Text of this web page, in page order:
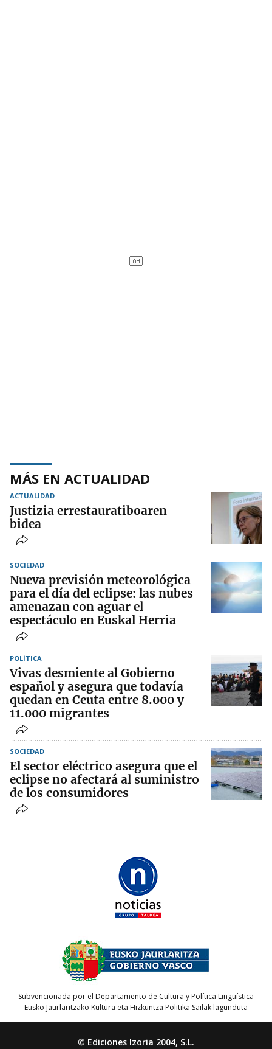
MÁS EN ACTUALIDAD
ACTUALIDAD
Justizia errestauratiboaren
bidea
SOCIEDAD
Nueva previsión meteorológica
para el día del eclipse: las nubes
amenazan con aguar el
espectáculo en Euskal Herria
POLÍTICA
Vivas desmiente al Gobierno
español y asegura que todavía
quedan en Ceuta entre 8.000 y
11.000 migrantes
SOCIEDAD
El sector eléctrico asegura que el
eclipse no afectará al suministro
de los consumidores
Subvencionada por el Departamento de Cultura y Política Lingüística
Eusko Jaurlaritzako Kultura eta Hizkuntza Politika Sailak lagunduta
© Ediciones Izoria 2004, S.L.